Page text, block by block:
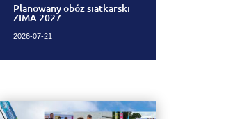
Planowany obóz siatkarski
ZIMA 2027
2026-07-21